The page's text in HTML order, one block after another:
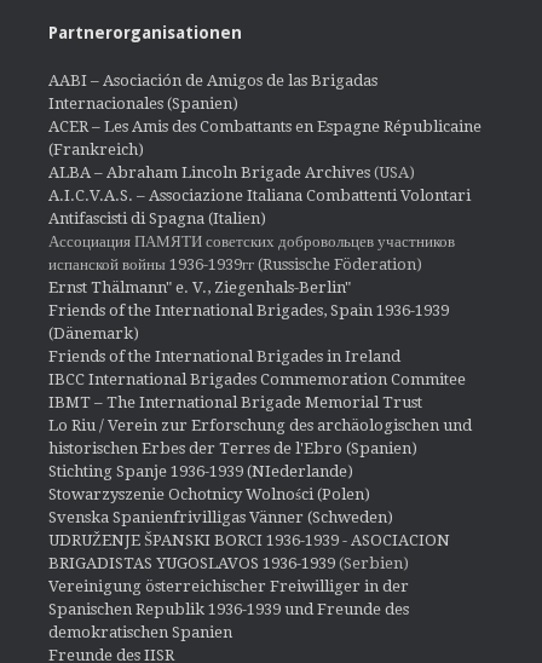
Partnerorganisationen
AABI – Asociación de Amigos de las Brigadas
Internacionales (Spanien)
ACER – Les Amis des Combattants en Espagne Républicaine
(Frankreich)
ALBA – Abraham Lincoln Brigade Archives (USA)
A.I.C.V.A.S. – Associazione Italiana Combattenti Volontari
Antifascisti di Spagna (Italien)
Ассоциация ПАМЯТИ советских добровольцев участников
испанской войны 1936-1939гг (Russische Föderation)
Ernst Thälmann" e. V., Ziegenhals-Berlin"
Friends of the International Brigades, Spain 1936-1939
(Dänemark)
Friends of the International Brigades in Ireland
IBCC International Brigades Commemoration Commitee
IBMT – The International Brigade Memorial Trust
Lo Riu / Verein zur Erforschung des archäologischen und
historischen Erbes der Terres de l'Ebro (Spanien)
Stichting Spanje 1936-1939 (NIederlande)
Stowarzyszenie Ochotnicy Wolności (Polen)
Svenska Spanienfrivilligas Vänner (Schweden)
UDRUŽENJE ŠPANSKI BORCI 1936-1939 - ASOCIACION
BRIGADISTAS YUGOSLAVOS 1936-1939 (Serbien)
Vereinigung österreichischer Freiwilliger in der
Spanischen Republik 1936-1939 und Freunde des
demokratischen Spanien
Freunde des IISR